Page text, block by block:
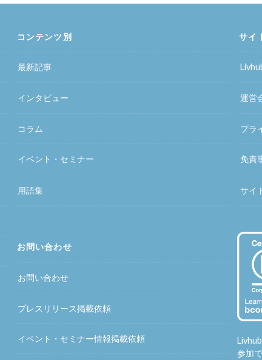
コンテンツ別
最新記事
インタビュー
コラム
イベント・セミナー
用語集
お問い合わせ
お問い合わせ
プレスリリース掲載依頼
イベント・セミナー情報掲載依頼
サイ
運営
プラ
免責
サイ
参加